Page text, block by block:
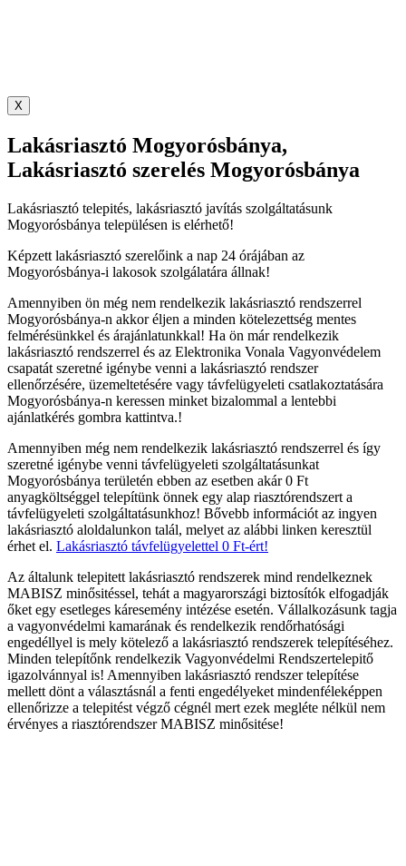
X
Lakásriasztó Mogyorósbánya,
Lakásriasztó szerelés Mogyorósbánya
Lakásriasztó telepités, lakásriasztó javítás szolgáltatásunk
Mogyorósbánya településen is elérhető!
Képzett lakásriasztó szerelőink a nap 24 órájában az
Mogyorósbánya-i lakosok szolgálatára állnak!
Amennyiben ön még nem rendelkezik lakásriasztó rendszerrel
Mogyorósbánya-n akkor éljen a minden kötelezettség mentes
felmérésünkkel és árajánlatunkkal! Ha ön már rendelkezik
lakásriasztó rendszerrel és az Elektronika Vonala Vagyonvédelem
csapatát szeretné igénybe venni a lakásriasztó rendszer
ellenőrzésére, üzemeltetésére vagy távfelügyeleti csatlakoztatására
Mogyorósbánya-n keressen minket bizalommal a lentebbi
ajánlatkérés gombra kattintva.!
Amennyiben még nem rendelkezik lakásriasztó rendszerrel és így
szeretné igénybe venni távfelügyeleti szolgáltatásunkat
Mogyorósbánya területén ebben az esetben akár 0 Ft
anyagköltséggel telepítünk önnek egy alap riasztórendszert a
távfelügyeleti szolgáltatásunkhoz! Bővebb információt az ingyen
lakásriasztó aloldalunkon talál, melyet az alábbi linken keresztül
érhet el. Lakásriasztó távfelügyelettel 0 Ft-ért!
Az általunk telepitett lakásriasztó rendszerek mind rendelkeznek
MABISZ minősitéssel, tehát a magyarországi biztosítók elfogadják
őket egy esetleges káresemény intézése esetén. Vállalkozásunk tagja
a vagyonvédelmi kamarának és rendelkezik rendőrhatósági
engedéllyel is mely kötelező a lakásriasztó rendszerek telepítéséhez.
Minden telepítőnk rendelkezik Vagyonvédelmi Rendszertelepitő
igazolvánnyal is! Amennyiben lakásriasztó rendszer telepítése
mellett dönt a választásnál a fenti engedélyeket mindenféleképpen
ellenőrizze a telepitést végző cégnél mert ezek megléte nélkül nem
érvényes a riasztórendszer MABISZ minősitése!